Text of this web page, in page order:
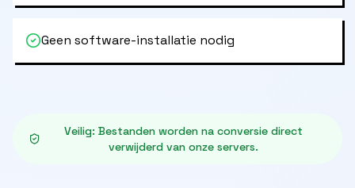
Geen software-installatie nodig
Veilig: Bestanden worden na conversie direct
verwijderd van onze servers.